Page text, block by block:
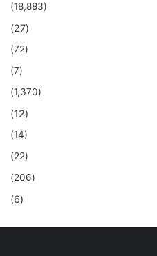
(18,883)
(27)
(72)
(7)
(1,370)
(12)
(14)
(22)
(206)
(6)